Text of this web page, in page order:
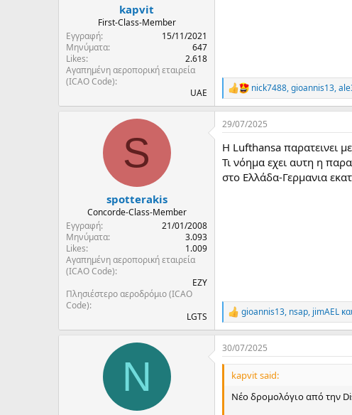
kapvit
First-Class-Member
Εγγραφή
15/11/2021
Μηνύματα
647
Likes
2.618
Αγαπημένη αεροπορική εταιρεία
(ICAO Code)
UAE
R
e
a
c
i
o
s
nick7488,gioannis13,
S
spotterakis
Concorde-Class-Member
Εγγραφή
21/01/2008
Μηνύματα
3.093
Likes
1.009
Αγαπημένη αεροπορική εταιρεία
(ICAO Code)
EZY
Πλησιέστερο αεροδρόμιο (ICAO
Code)
LGTS
29/07/2025
H Lufthansa παρατεινει
Τι νόημα εχει αυτη η
στο Ελλάδα-Γερμανια
R
e
a
c
t
gioannis13, nsap, jimAEL
N
30/07/2025
kapvit said:
Νέο δρομολόγιο από την